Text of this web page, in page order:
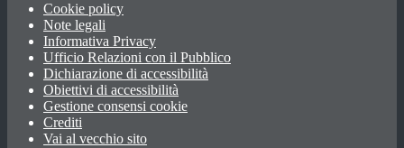
Cookie policy
Note legali
Informativa Privacy
Ufficio Relazioni con il Pubblico
Dichiarazione di accessibilità
Obiettivi di accessibilità
Gestione consensi cookie
Crediti
Vai al vecchio sito